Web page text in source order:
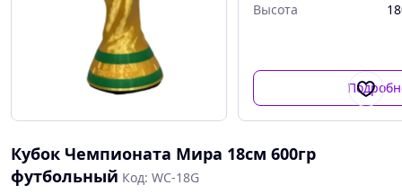
Высота
Кубок Чемпионата Мира 18см 600гр
футбольный Код: WC-18G